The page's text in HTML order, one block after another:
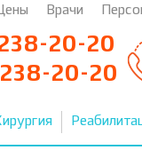
Врачи
20-20
20-20